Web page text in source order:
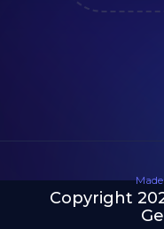
Copyright